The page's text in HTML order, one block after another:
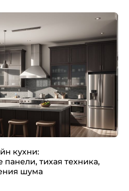
кухни:
тихая техника,
шума